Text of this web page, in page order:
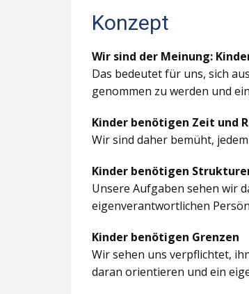
Konzept
Wir sind der Meinung:
Das bedeutet für uns, sich
genommen zu werden und
Kinder benötigen Zeit und
Wir sind daher bemüht,
Kinder benötigen
Unsere Aufgaben sehen wir
eigenverantwortlichen
Kinder benötigen Grenzen
Wir sehen uns verpflichtet,
daran orientieren und ein